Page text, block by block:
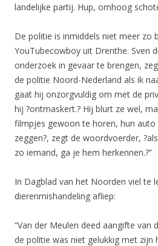
landelijke partij. Hup, omhoog
De politie is inmiddels niet meer zo
YouTubecowboy uit Drenthe. Sven
onderzoek in gevaar te brengen,
de politie Noord-Nederland als ik
gaat hij onzorgvuldig om met de
hij ?ontmaskert.? Hij blurt ze wel,
filmpjes gewoon te horen, hun auto
zeggen?, zegt de woordvoerder,
zo iemand, ga je hem herkennen.?”
In Dagblad van het Noorden viel te
dierenmishandeling afliep:
“Van der Meulen deed aangifte van
de politie was niet gelukkig met zijn